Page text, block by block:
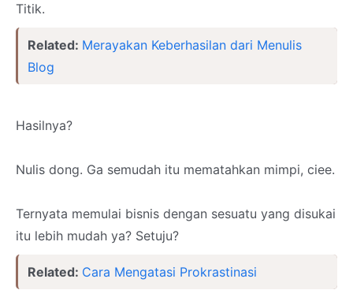
Titik.
Related: Merayakan Keberhasilan dari Menulis
Blog
Hasilnya?
Nulis dong. Ga semudah itu mematahkan mimpi, ciee.
Ternyata memulai bisnis dengan sesuatu yang disukai
itu lebih mudah ya? Setuju?
Related: Cara Mengatasi Prokrastinasi